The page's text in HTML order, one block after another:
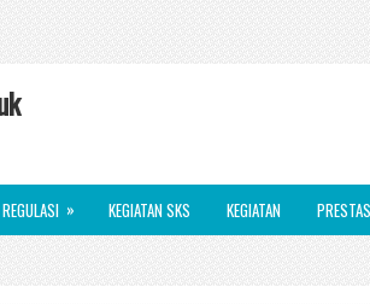
REGULASI » KEGIATAN SKS KEGIATAN